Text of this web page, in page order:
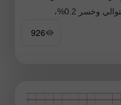
وخسر 0.2%،
926